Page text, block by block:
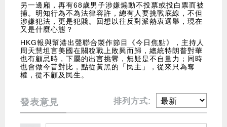
另一邊廂，再有68歲男子涉嫌煽動不投票或投白票而被
捕。明知行為不為法律容許，總有人要挑戰底線，不但
涉嫌犯法，更是犯賤。回想以往反對派熱衷選舉，現在
又是什麼心態？
HKG報與幫港出聲聯合製作節目《今日焦點》，主持人
周天慧坦言美國在關稅戰上敗興而歸，總統特朗普對華
也有顧忌時，下屬的出言挑釁，無疑是不自量力；同時
也會做今昔對比，點從黃黑的「民主」，從來只為奪
權，從不顧及民生。
發表意見 排列方式: